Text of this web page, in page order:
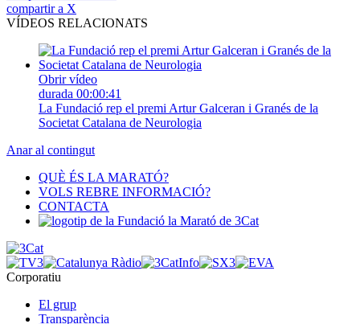
compartir a X
VÍDEOS RELACIONATS
Obrir vídeo
durada 00:00:41
La Fundació rep el premi Artur Galceran i Granés de la
Societat Catalana de Neurologia
Anar al contingut
QUÈ ÉS LA MARATÓ?
VOLS REBRE INFORMACIÓ?
CONTACTA
Corporatiu
El grup
Transparència